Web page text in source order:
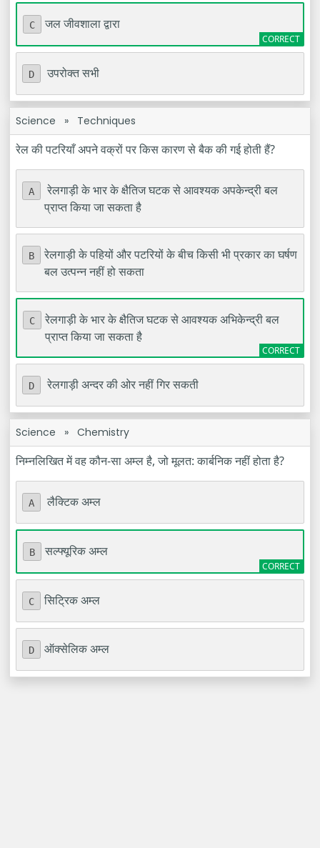
C जल जीवशाला द्वारा
D उपरोक्त सभी
Science » Techniques
रेल की पटरियाँ अपने वक्रों पर किस कारण से बैक की गई होती हैं?
A
रेलगाड़ी के भार के क्षैतिज घटक से आवश्यक अपकेन्द्री बल
प्राप्त किया जा सकता है
B
रेलगाड़ी के पहियों और पटरियों के बीच किसी भी प्रकार का घर्षण
बल उत्पन्न नहीं हो सकता
C
रेलगाड़ी के भार के क्षैतिज घटक से आवश्यक अभिकेन्द्री बल
प्राप्त किया जा सकता है
D रेलगाड़ी अन्दर की ओर नहीं गिर सकती
Science » Chemistry
निम्नलिखित में वह कौन-सा अम्ल है, जो मूलत: कार्बनिक नहीं होता है?
A लैक्टिक अम्ल
B सल्फ्यूरिक अम्ल
C सिट्रिक अम्ल
D ऑक्सेलिक अम्ल